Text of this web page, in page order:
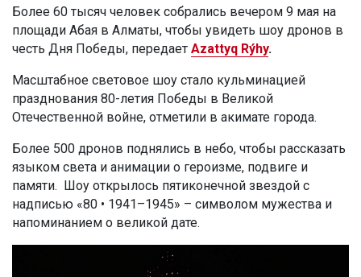
Более 60 тысяч человек собрались вечером 9 мая на
площади Абая в Алматы, чтобы увидеть шоу дронов в
честь Дня Победы, передает Azattyq Rýhy.
Масштабное световое шоу стало кульминацией
празднования 80-летия Победы в Великой
Отечественной войне, отметили в акимате города.
Более 500 дронов поднялись в небо, чтобы рассказать
языком света и анимации о героизме, подвиге и
памяти. Шоу открылось пятиконечной звездой с
надписью «80 • 1941–1945» – символом мужества и
напоминанием о великой дате.